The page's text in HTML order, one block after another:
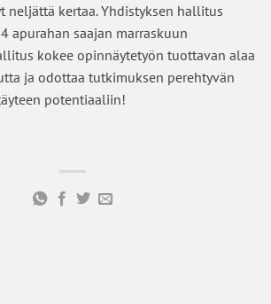
neljättä kertaa. Yhdistyksen hallitus
apurahan saajan marraskuun
kokee opinnäytetyön tuottavan alaa
ja odottaa tutkimuksen perehtyvän
potentiaaliin!